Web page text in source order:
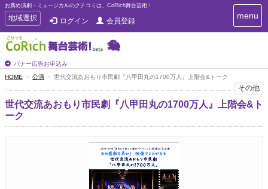
お薦め演劇・ミュージカルのクチコミは、CoRich舞台芸術！
T
o
g
g
e
n
a
v
i
a
地域選択 ログイン 会員登録
バナー広告お申込み
T
o
n
a
v
g
menu
HOME 公演 世代交流あおもり市民劇『八甲田丸の1700万人』上階会&トーク
その他
世代交流あおもり市民劇『八甲田丸の1700万人』上階会&ト
ーク